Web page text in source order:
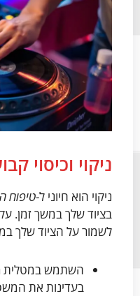
ניקוי וכיסוי
ניקוי הוא חיוני ל-טיפוח
בציוד שלך במשך זמן.
לשמור על הציוד שלך
השתמש במטלית
בעדינות את